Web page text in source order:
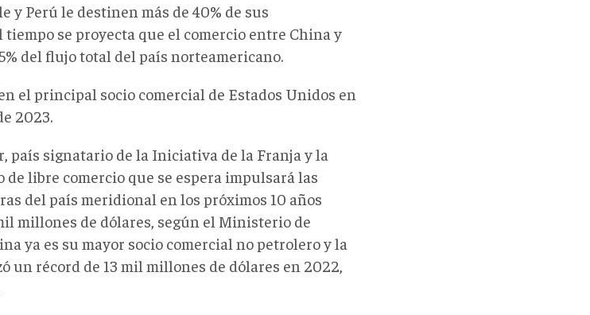
y Perú le destinen más de 40% de sus
tiempo se proyecta que el comercio entre China y
del flujo total del país norteamericano.
el principal socio comercial de Estados Unidos en
2023.
país signatario de la Iniciativa de la Franja y la
libre comercio que se espera impulsará las
del país meridional en los próximos 10 años
millones de dólares, según el Ministerio de
ya es su mayor socio comercial no petrolero y la
un récord de 13 mil millones de dólares en 2022,